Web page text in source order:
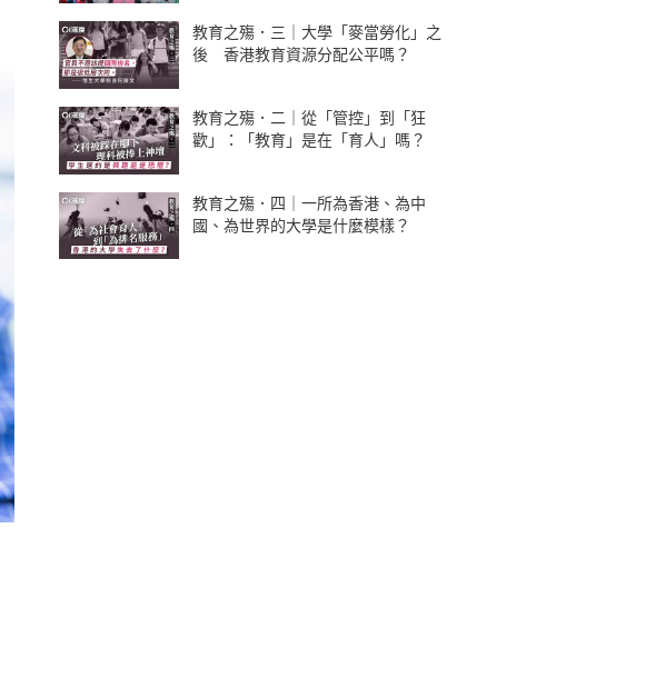
教育之殤．三｜大學「麥當勞化」之
後 香港教育資源分配公平嗎？
教育之殤．二｜從「管控」到「狂
歡」：「教育」是在「育人」嗎？
教育之殤．四｜一所為香港、為中
國、為世界的大學是什麼模樣？